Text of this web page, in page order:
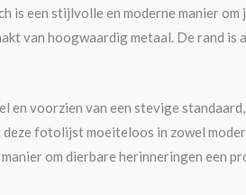
is een stijlvolle en moderne manier
van hoogwaardig metaal. De rand
en voorzien van een stevige
fotolijst moeiteloos in zowel
om dierbare herinneringen een